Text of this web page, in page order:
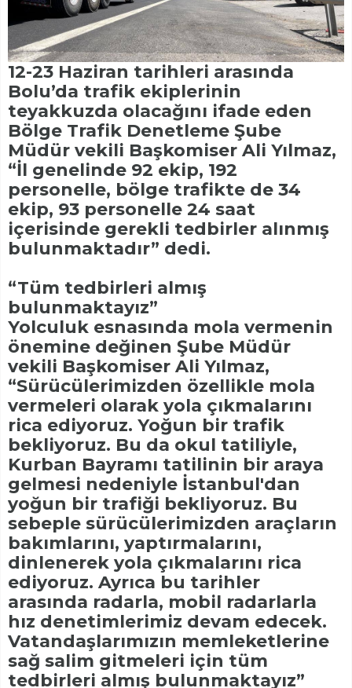
12-23 Haziran tarihleri arasında
Bolu’da trafik ekiplerinin
teyakkuzda olacağını ifade eden
Bölge Trafik Denetleme Şube
Müdür vekili Başkomiser Ali Yılmaz,
“İl genelinde 92 ekip, 192
personelle, bölge trafikte de 34
ekip, 93 personelle 24 saat
içerisinde gerekli tedbirler alınmış
bulunmaktadır” dedi.
“Tüm tedbirleri almış
bulunmaktayız”
Yolculuk esnasında mola vermenin
önemine değinen Şube Müdür
vekili Başkomiser Ali Yılmaz,
“Sürücülerimizden özellikle mola
vermeleri olarak yola çıkmalarını
rica ediyoruz. Yoğun bir trafik
bekliyoruz. Bu da okul tatiliyle,
Kurban Bayramı tatilinin bir araya
gelmesi nedeniyle İstanbul'dan
yoğun bir trafiği bekliyoruz. Bu
sebeple sürücülerimizden araçların
bakımlarını, yaptırmalarını,
dinlenerek yola çıkmalarını rica
ediyoruz. Ayrıca bu tarihler
arasında radarla, mobil radarlarla
hız denetimlerimiz devam edecek.
Vatandaşlarımızın memleketlerine
sağ salim gitmeleri için tüm
tedbirleri almış bulunmaktayız”